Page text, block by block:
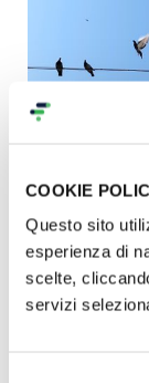
COOKIE
Questo sito
esperienza di
scelte,
servizi
LINEA DI
€ 8.145raccolti